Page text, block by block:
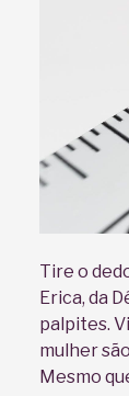
Tire o
Erica, da
palpites.
mulher
Mesmo